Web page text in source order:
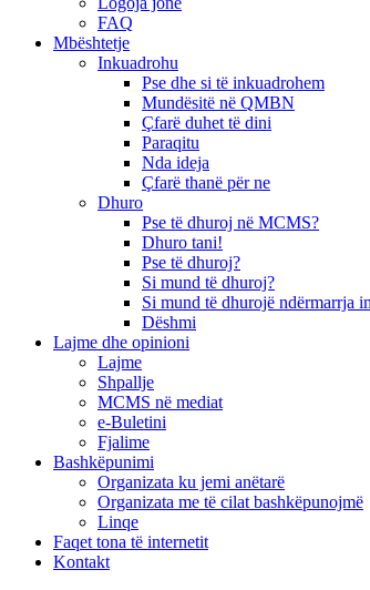
FAQ
Mbështetje
Inkuadrohu
Pse dhe si të inkuadrohem
Mundësitë në QMBN
Çfarë duhet të dini
Paraqitu
Nda ideja
Çfarë thanë për ne
Dhuro
Pse të dhuroj në MCMS?
Dhuro tani!
Pse të dhuroj?
Si mund të dhuroj?
Si mund të dhurojë ndërmarrja
Dëshmi
Lajme dhe opinioni
Lajme
Shpallje
MCMS në mediat
e-Buletini
Fjalime
Bashkëpunimi
Organizata ku jemi anëtarë
Organizata me të cilat bashkëpunojmë
Linqe
Faqet tona të internetit
Kontakt